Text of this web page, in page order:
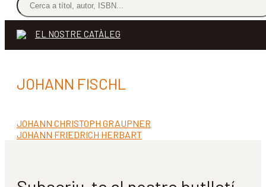
EL NOSTRE CATÀLEG
JOHANN FISCHL
Navegació
d'entrades
Entrada
anterior:
JOHANN CHRISTOPH GRAUPNER
Pròxima
JOHANN FRIEDRICH HERBART